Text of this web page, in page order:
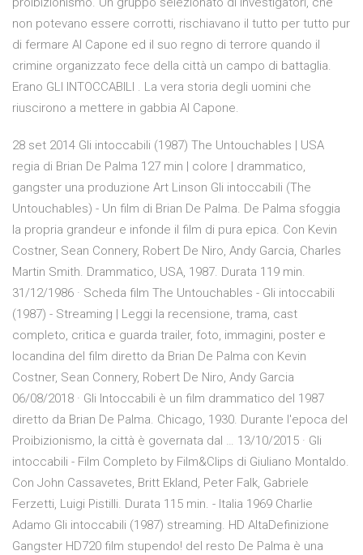
non potevano essere corrotti, rischiavano il tutto per tutto pur
di fermare Al Capone ed il suo regno di terrore quando il
crimine organizzato fece della città un campo di battaglia.
Erano GLI INTOCCABILI . La vera storia degli uomini che
riuscirono a mettere in gabbia Al Capone.
28 set 2014 Gli intoccabili (1987) The Untouchables | USA
regia di Brian De Palma 127 min | colore | drammatico,
gangster una produzione Art Linson Gli intoccabili (The
Untouchables) - Un film di Brian De Palma. De Palma sfoggia
la propria grandeur e infonde il film di pura epica. Con Kevin
Costner, Sean Connery, Robert De Niro, Andy Garcia, Charles
Martin Smith. Drammatico, USA, 1987. Durata 119 min.
31/12/1986 · Scheda film The Untouchables - Gli intoccabili
(1987) - Streaming | Leggi la recensione, trama, cast
completo, critica e guarda trailer, foto, immagini, poster e
locandina del film diretto da Brian De Palma con Kevin
Costner, Sean Connery, Robert De Niro, Andy Garcia
06/08/2018 · Gli Intoccabili è un film drammatico del 1987
diretto da Brian De Palma. Chicago, 1930. Durante l'epoca del
Proibizionismo, la città è governata dal … 13/10/2015 · Gli
intoccabili - Film Completo by Film&Clips di Giuliano Montaldo.
Con John Cassavetes, Britt Ekland, Peter Falk, Gabriele
Ferzetti, Luigi Pistilli. Durata 115 min. - Italia 1969 Charlie
Adamo Gli intoccabili (1987) streaming. HD AltaDefinizione
Gangster HD720 film stupendo! del resto De Palma è una